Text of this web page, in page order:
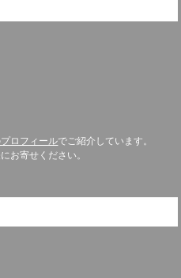
ロフィールでご紹介しています。
お寄せください。